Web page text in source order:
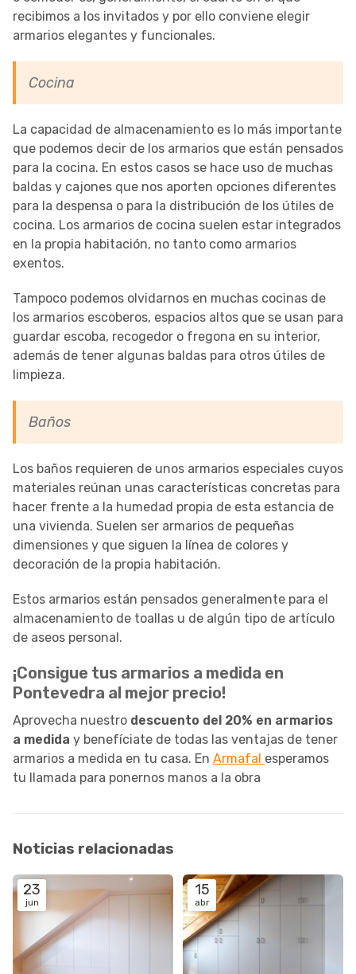
recibimos a los invitados y por ello conviene elegir
armarios elegantes y funcionales.
Cocina
La capacidad de almacenamiento es lo más importante
que podemos decir de los armarios que están pensados
para la cocina. En estos casos se hace uso de muchas
baldas y cajones que nos aporten opciones diferentes
para la despensa o para la distribución de los útiles de
cocina. Los armarios de cocina suelen estar integrados
en la propia habitación, no tanto como armarios
exentos.
Tampoco podemos olvidarnos en muchas cocinas de
los armarios escoberos, espacios altos que se usan para
guardar escoba, recogedor o fregona en su interior,
además de tener algunas baldas para otros útiles de
limpieza.
Baños
Los baños requieren de unos armarios especiales cuyos
materiales reúnan unas características concretas para
hacer frente a la humedad propia de esta estancia de
una vivienda. Suelen ser armarios de pequeñas
dimensiones y que siguen la línea de colores y
decoración de la propia habitación.
Estos armarios están pensados generalmente para el
almacenamiento de toallas u de algún tipo de artículo
de aseos personal.
¡Consigue tus armarios a medida en
Pontevedra al mejor precio!
Aprovecha nuestro descuento del 20% en armarios
a medida y benefíciate de todas las ventajas de tener
armarios a medida en tu casa. En Armafal esperamos
tu llamada para ponernos manos a la obra
Noticias relacionadas
23
jun
15
abr